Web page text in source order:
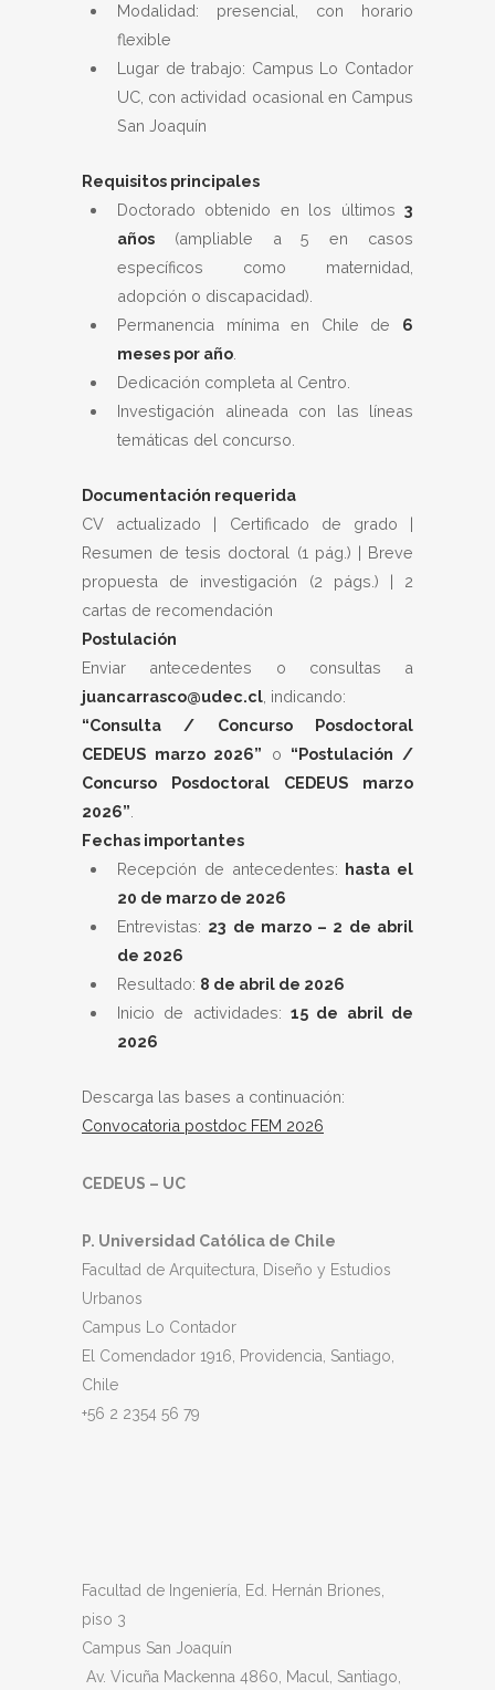
Modalidad: presencial, con horario
flexible
Lugar de trabajo: Campus Lo Contador
UC, con actividad ocasional en Campus
San Joaquín
Requisitos principales
Doctorado obtenido en los últimos 3
años (ampliable a 5 en casos
específicos como maternidad,
adopción o discapacidad).
Permanencia mínima en Chile de 6
meses por año
Dedicación completa al Centro.
Investigación alineada con las líneas
temáticas del concurso.
Documentación requerida
CV actualizado | Certificado de grado |
Resumen de tesis doctoral (1 pág.) | Breve
propuesta de investigación (2 págs.) | 2
cartas de recomendación
Postulación
Enviar antecedentes o consultas a
juancarrasco@udec.cl , indicando:
“Consulta / Concurso Posdoctoral
CEDEUS marzo 2026” o “Postulación /
Concurso Posdoctoral CEDEUS marzo
2026”
Fechas importantes
Recepción de antecedentes: hasta el
20 de marzo de 2026
Entrevistas: 23 de marzo – 2 de abril
de 2026
Resultado: 8 de abril de 2026
Inicio de actividades: 15 de abril de
2026
Descarga las bases a continuación:
Convocatoria postdoc FEM 2026
CEDEUS – UC
P. Universidad Católica de Chile
Facultad de Arquitectura, Diseño y Estudios
Urbanos
Campus Lo Contador
El Comendador 1916, Providencia, Santiago,
Chile
+56 2 2354 56 79
Facultad de Ingeniería, Ed. Hernán Briones,
piso 3
Campus San Joaquín
Av. Vicuña Mackenna 4860, Macul
, Santiago,